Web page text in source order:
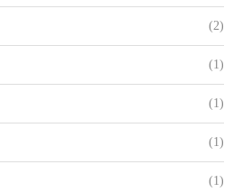
(2)
(1)
(1)
(1)
(1)